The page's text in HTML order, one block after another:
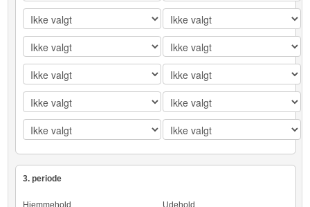
3. periode
Hjemmehold Udehold